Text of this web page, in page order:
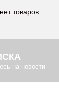
товаров
на новости